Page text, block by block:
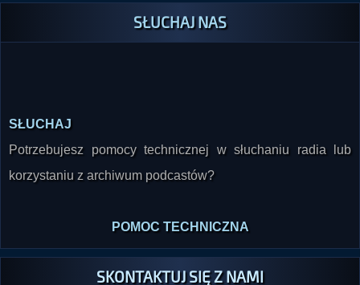
SŁUCHAJ NAS
SŁUCHAJ
Potrzebujesz pomocy technicznej w słuchaniu radia lub
korzystaniu z archiwum podcastów?
POMOC TECHNICZNA
SKONTAKTUJ SIĘ Z NAMI